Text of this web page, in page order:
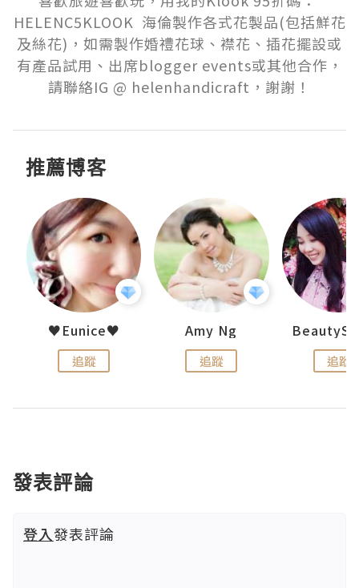
HELENC5KLOOK  海倫製作各式花製品(包括鮮花
及絲花)，如需製作婚禮花球、襟花、插花擺設或
有產品試用、出席blogger events或其他合作，
請聯絡IG @ helenhandicraft，謝謝！
推薦博客
♥Eunice♥
追蹤
Amy Ng
追蹤 追蹤
發表評論
登入發表評論